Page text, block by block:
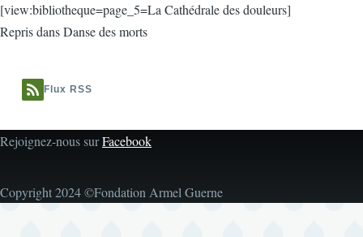
[view:bibliotheque=page_5=La Cathédrale des douleurs]
Repris dans Danse des morts
Flux RSS
Rejoignez-nous surFacebook
Copyright 2024 ©Fondation Armel Guerne